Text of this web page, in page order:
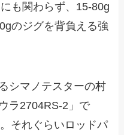
も関わらず、15-80g
のジグを背負える強
シマノテスターの村
ラ2704RS-2」で
それぐらいロッドパ